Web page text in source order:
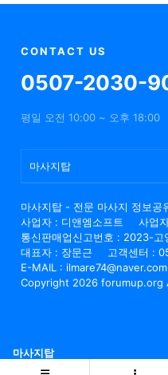
천
CONTACT US
0507-2030-
평일 오전 10:00 ~ 오후 18:00
마사지탑
마사지탑 - 전문 마사지 정보공
사업자 : 디앤엠소프트
사업
통신판매업신고번호 : 2023-고
대표자 : 장문근
고객센터 :
E-MAIL : ilmare74@naver.com
Copyright 2026 forumup.org
마사지탑